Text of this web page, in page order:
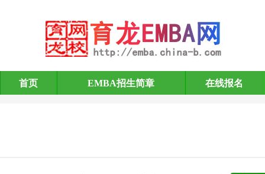
EMBA招生简章
首页 EMBA招生简章 在线报名